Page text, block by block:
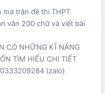
trận đề thi THPT
văn 200 chữ và viết bài
CÓ NHỮNG KĨ NĂNG
TÌM HIỂU CHI TIẾT
0333209284 (zalo)